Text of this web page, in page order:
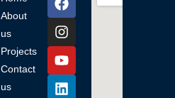
About
us
Projects
Contact
us